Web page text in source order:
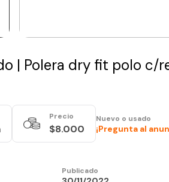
| Polera dry fit polo c/
Precio
$8.000
Nuevo o usado
¡Pregunta al
Publicado